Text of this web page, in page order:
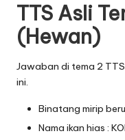
TTS Asli
(Hewan)
Jawaban di tema 2
ini.
Binatang mirip
Nama ikan hias : KOI